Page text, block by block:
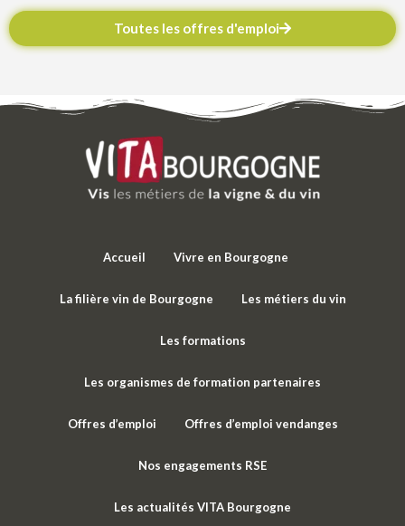
Toutes les offres d'emploi
Accueil Vivre en Bourgogne
La filière vin de Bourgogne Les métiers du vin
Les formations
Les organismes de formation partenaires
Offres d’emploi Offres d’emploi vendanges
Nos engagements RSE
Les actualités VITA Bourgogne